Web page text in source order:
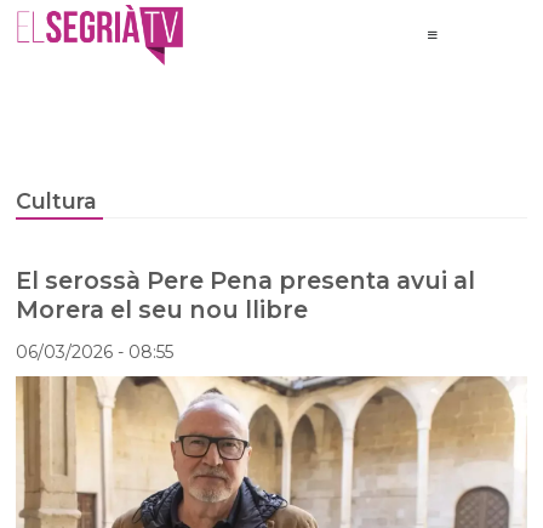
Cultura
El serossà Pere Pena presenta avui al
Morera el seu nou llibre
06/03/2026- 08:55